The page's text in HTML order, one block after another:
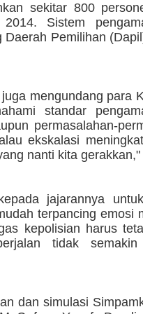
sekitar 800
Sistem
Pemilihan
mengundang para
standar
permasalahan-
ekskalasi
nanti kita
jajarannya
terpancing emosi
kepolisian harus
tidak semakin
dan simulasi